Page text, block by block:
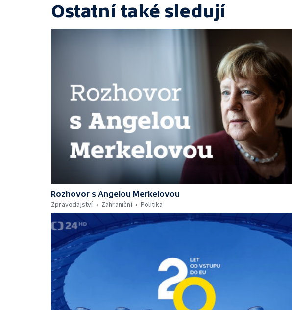
Ostatní také sledují
Rozhovor s Angelou Merkelovou
Zpravodajství
Zahraniční Politika